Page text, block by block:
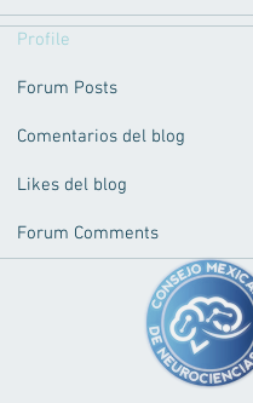
Profile
Forum Posts
Comentarios del blog
Likes del blog
Forum Comments